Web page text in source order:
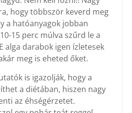
hogy többször keverd meg
a hatóanyagok jobban
15 perc múlva szűrd le a
alga darabok igen ízletesek
meg is eheted őket.
is igazolják, hogy a
a diétában, hiszen nagy
az éhségérzetet.